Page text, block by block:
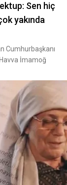
Sen hiç
yakında
Cumhurbaşkanı
İmamoğ